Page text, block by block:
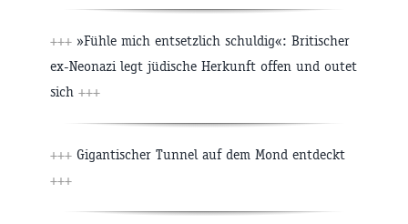
+++ »Fühle mich entsetzlich schuldig«: Britischer
ex-Neonazi legt jüdische Herkunft offen und outet
sich +++
+++ Gigantischer Tunnel auf dem Mond entdeckt
+++